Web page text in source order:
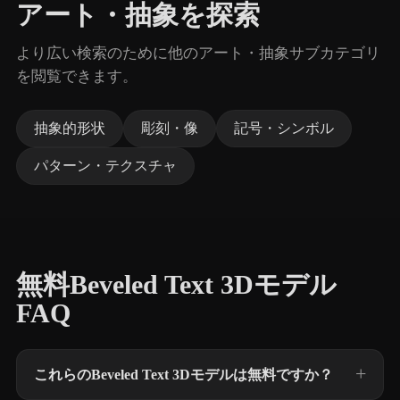
アート・抽象を探索
より広い検索のために他のアート・抽象サブカテゴリ
を閲覧できます。
抽象的形状 彫刻・像 記号・シンボル
パターン・テクスチャ
無料Beveled Text 3Dモデル
FAQ
これらのBeveled Text 3Dモデルは無料ですか？